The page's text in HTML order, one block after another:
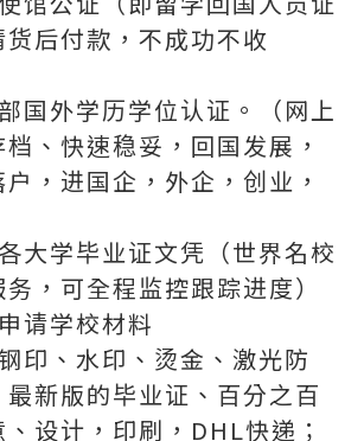
后付款，不成功不收
国外学历学位认证。（网上
、快速稳妥，回国发展，
，进国企，外企，创业，
大学毕业证文凭（世界名校
，可全程监控跟踪进度）
请学校材料
印、水印、烫金、激光防
新版的毕业证、百分之百
设计，印刷，DHL快递；